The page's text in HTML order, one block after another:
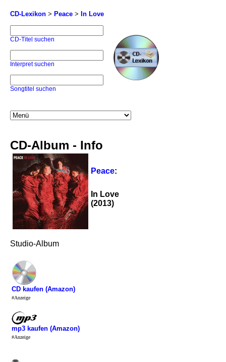
CD-Lexikon > Peace > In Love
CD-Titel suchen
Interpret suchen
Songtitel suchen
CD-Album - Info
Peace:
In Love
(2013)
Studio-Album
CD kaufen (Amazon)
#Anzeige
mp3 kaufen (Amazon)
#Anzeige